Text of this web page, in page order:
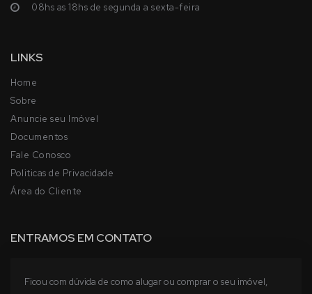
08hs as 18hs de segunda a sexta-feira
LINKS
Home
Sobre
Anuncie seu Imóvel
Documentos
Fale Conosco
Politicas de Privacidade
Área do Cliente
ENTRAMOS EM CONTATO
Ficou com dúvida de como alugar ou comprar o seu imóvel,